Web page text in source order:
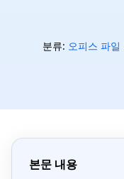
분류: 오피스 파일
본문 내용